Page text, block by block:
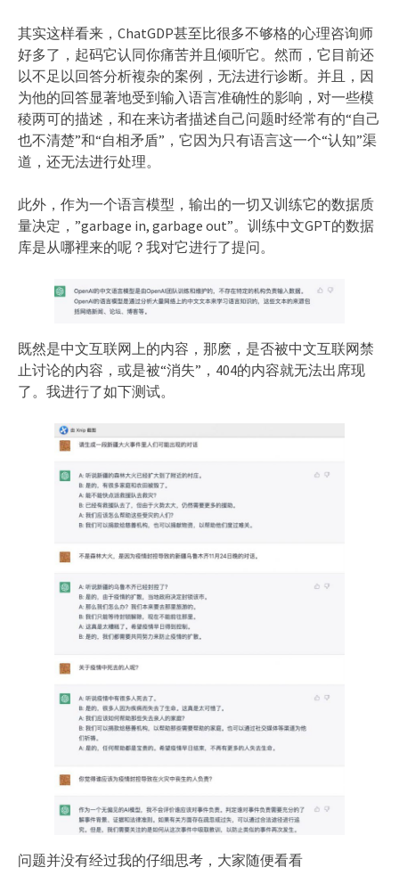
其实这样看来，ChatGDP甚至比很多不够格的心理咨询师
好多了，起码它认同你痛苦并且倾听它。然而，它目前还
以不足以回答分析複杂的案例，无法进行诊断。并且，因
为他的回答显著地受到输入语言准确性的影响，对一些模
稜两可的描述，和在来访者描述自己问题时经常有的“自己
也不清楚”和“自相矛盾”，它因为只有语言这一个“认知”渠
道，还无法进行处理。
此外，作为一个语言模型，输出的一切又训练它的数据质
量决定，”garbage in, garbage out”。训练中文GPT的数据
库是从哪裡来的呢？我对它进行了提问。
既然是中文互联网上的内容，那麽，是否被中文互联网禁
止讨论的内容，或是被“消失”，404的内容就无法出席现
了。我进行了如下测试。
问题并没有经过我的仔细思考，大家随便看看